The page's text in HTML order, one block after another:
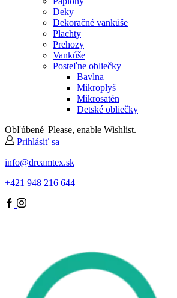
Deky
Dekoračné vankúše
Plachty
Prehozy
Vankúše
Posteľne obliečky
Bavlna
Mikroplyš
Mikrosatén
Detské obliečky
Obľúbené Please, enable Wishlist.
Prihlásiť sa
info@dreamtex.sk
+421 948 216 644
Facebook
IG